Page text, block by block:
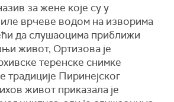
за жене које су у
врчеве водом на изворима
да слушаоцима приближи
живот, Ортизова је
теренске снимке
традиције Пиринејског
живот приказала је